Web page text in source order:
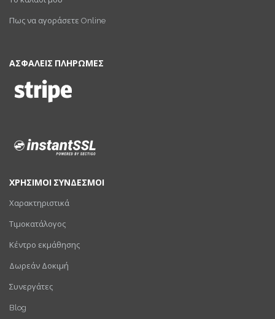
Πως να αγοράσετε Online
ΑΣΦΑΛΕΙΣ ΠΛΗΡΩΜΕΣ
ΧΡΗΣΙΜΟΙ ΣΥΝΔΕΣΜΟΙ
Χαρακτηριστικά
Τιμοκατάλογος
Κέντρο εκμάθησης
Δωρεάν Δοκιμή
Συνεργάτες
Blog